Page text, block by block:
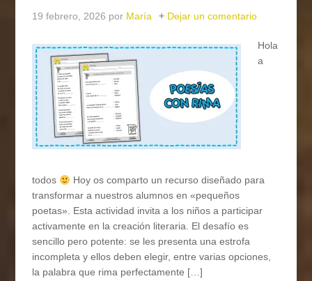
19 febrero, 2026 por María Dejar un comentario
Hola
a
todos
Hoy os comparto un recurso diseñado para
transformar a nuestros alumnos en «pequeños
poetas». Esta actividad invita a los niños a participar
activamente en la creación literaria. El desafío es
sencillo pero potente: se les presenta una estrofa
incompleta y ellos deben elegir, entre varias opciones,
la palabra que rima perfectamente […]